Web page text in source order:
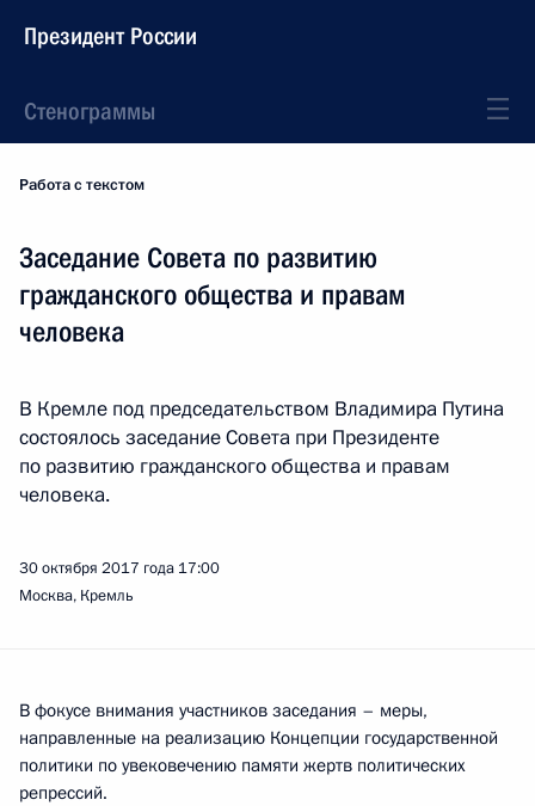
Президент России
Стенограммы
Работа с текстом
Заседание Совета по развитию
гражданского общества и правам
человека
В Кремле под председательством Владимира Путина
состоялось заседание Совета при Президенте
по развитию гражданского общества и правам
человека.
30 октября 2017 года 17:00
Москва, Кремль
В фокусе внимания участников заседания – меры,
направленные на реализацию Концепции государственной
политики по увековечению памяти жертв политических
репрессий.